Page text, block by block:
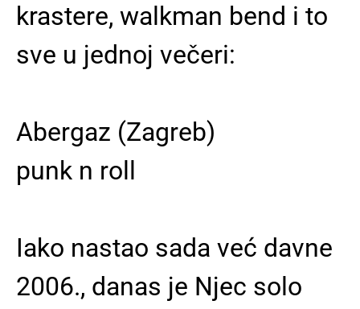
krastere, walkman bend i to
sve u jednoj večeri:
Abergaz (Zagreb)
punk n roll
Iako nastao sada već davne
2006., danas je Njec solo